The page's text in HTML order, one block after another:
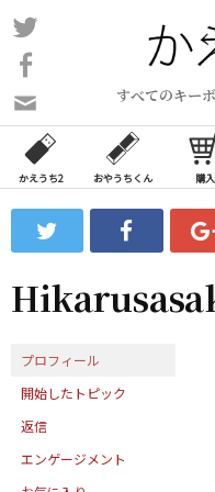
コ
ン
ン
ツ
ス
ッ
プ
すべてのキー
い
合
わ
フ
ォ
ム
かえうち2 おやうちくん 購入
プロフィール
開始したトピック
返信
エンゲージメント